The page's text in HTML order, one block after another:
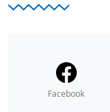
Facebook